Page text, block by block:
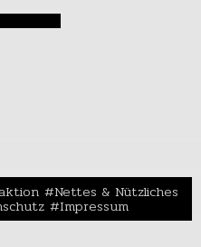
Nettes & Nützliches
Impressum